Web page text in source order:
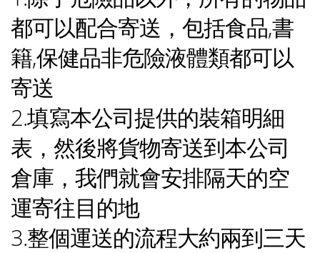
都可以配合寄送，包括食品,書
籍,保健品非危險液體類都可以
寄送
2.填寫本公司提供的裝箱明細
表，然後將貨物寄送到本公司
倉庫，我們就會安排隔天的空
運寄往目的地
3.整個運送的流程大約兩到三天